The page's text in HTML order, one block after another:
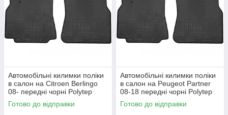
Автомобільні килимки поліки
в салон на Citroen Berlingo
08- передні чорні Polytep
Сітроен Берлінго
Готово до відправки
Автомобільні килимки поліки
в салон на Peugeot Partner
08-18 передні чорні Polytep
Пежо Партнер
Готово до відправки